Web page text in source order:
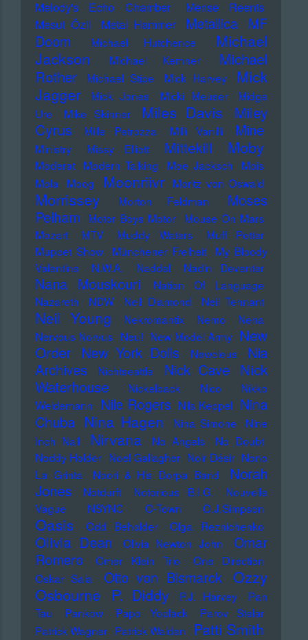
Melody's Echo Chamber
Mense Reents
Mesut Özil
Metal Hammer Metallica MF
Doom
Michael Hutchence
Michael
Jackson
Michael Kemner
Michael
Rother
Michael Stipe Mick Harvey
Mick
Jagger
Mick Jones Micki Meuser
Midge
Ure
Mike Skinner Miles Davis
Miley
Cyrus
Mille Petrozza Milli Vanilli Mine
Ministry Missy Elliott Mittekill Moby
Moderat Modern Talking Moe Jacksch
Mois
Mola
Moog Moonriivr Moritz von Oswald
Morrissey Morton Feldman
Moses
Pelham
Motor Boys Motor
Mouse On Mars
Mozart
MTV Muddy Waters
Muff Potter
Muppet Show
Münchener Freiheit
My Bloody
Valentine
N.W.A. Naddel Nadin Deventer
Nana Mouskouri
Nation Of Language
Nazareth
NDW Neil Diamond Neil Tennant
Neil Young Nekromantix Nemo
Nena
Nervous Norvus Neu! New Model Army New
Order New York Dolls Newcleus
Nia
Archives
Nichtseattle Nick Cave
Nick
Waterhouse
Nickelback Nico
Nikko
Weidemann Nile Rogers Nils Keppel Nina
Chuba Nina Hagen Nina Simone
Nine
Inch Nail
Nirvana No Angels
No Doubt
Noddy Holder Noel Gallagher Noir Désir Nono
La Grinta
Noori & His Dorpa Band
Norah
Jones
Notdurft Notorious B.I.G.
Nouvelle
Vague
NSYNC O-Town O.J.Simpson
Oasis Odd Beholder Olga Reznichenko
Olivia Dean Olivia Newton John
Omar
Romero
Omer Klein Trio
One Direction
Oskar Sala
Otto von Bismarck Ozzy
Osbourne
P. Diddy P.J. Harvey
Pan
Tau
Pankow Papo Yoplack
Parov Stelar
Patrick Wagner Patrick Walden
Patti Smith